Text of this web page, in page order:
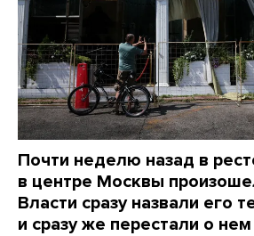
Почти неделю назад в
в центре Москвы
Власти сразу назвали его
и сразу же перестали о